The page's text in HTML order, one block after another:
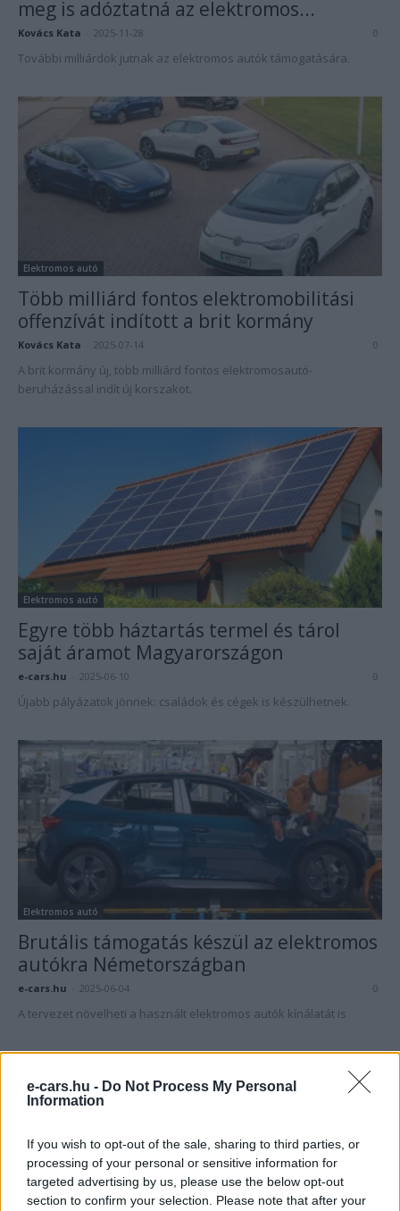
e-cars.hu - Do Not Process My Personal
Information
If you wish to opt-out of the sale, sharing to third parties, or
processing of your personal or sensitive information for
targeted advertising by us, please use the below opt-out
section to confirm your selection. Please note that after your
meg is adóztatná az elektromos...
Kovács Kata 2025-11-28 0
További milliárdok jutnak az elektromos autók támogatására.
Elektromos autó
Több milliárd fontos elektromobilitási
offenzívát indított a brit kormány
Kovács Kata 2025-07-14 0
A brit kormány új, több milliárd fontos elektromosautó-
beruházással indít új korszakot.
Elektromos autó
Egyre több háztartás termel és tárol
saját áramot Magyarországon
e-cars.hu 2025-06-10 0
Újabb pályázatok jönnek: családok és cégek is készülhetnek.
Elektromos autó
Brutális támogatás készül az elektromos
autókra Németországban
e-cars.hu 2025-06-04 0
A tervezet növelheti a használt elektromos autók kínálatát is